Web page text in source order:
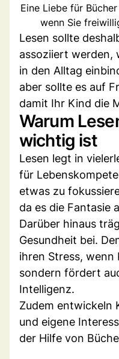
Eine Liebe für
wenn Sie
Lesen sollte
assoziiert werden,
in den Alltag
aber sollte es auf
damit Ihr Kind die
Warum
wichtig ist
Lesen legt in
für
etwas zu
da es die Fantasie
Darüber hinaus
Gesundheit bei.
ihren Stress, wenn
sondern fördert
Intelligenz.
Zudem entwickeln
und eigene
der Hilfe von